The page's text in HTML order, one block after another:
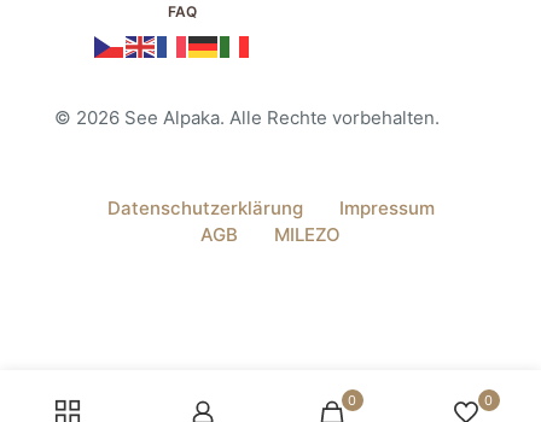
FAQ
© 2026 See Alpaka. Alle Rechte vorbehalten.
Datenschutzerklärung
Impressum
AGB
MILEZO
0 0
Vertrag widerrufen